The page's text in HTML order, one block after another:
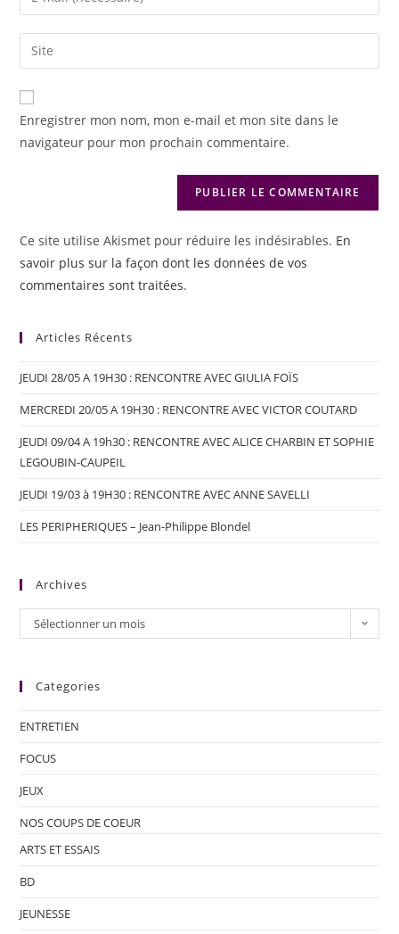
Enregistrer mon nom, mon e-mail et mon site dans le
navigateur pour mon prochain commentaire.
Ce site utilise Akismet pour réduire les indésirables. En
savoir plus sur la façon dont les données de vos
commentaires sont traitées.
Articles Récents
JEUDI 28/05 A 19H30 : RENCONTRE AVEC GIULIA FOÏS
MERCREDI 20/05 A 19H30 : RENCONTRE AVEC VICTOR COUTARD
JEUDI 09/04 A 19h30 : RENCONTRE AVEC ALICE CHARBIN ET SOPHIE
LEGOUBIN-CAUPEIL
JEUDI 19/03 à 19H30 : RENCONTRE AVEC ANNE SAVELLI
LES PERIPHERIQUES – Jean-Philippe Blondel
Archives
Sélectionner un mois
Categories
ENTRETIEN
FOCUS
JEUX
NOS COUPS DE COEUR
ARTS ET ESSAIS
BD
JEUNESSE